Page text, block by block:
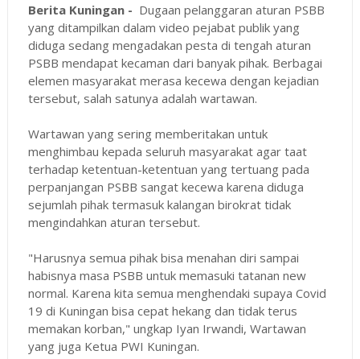
Berita Kuningan - Dugaan pelanggaran aturan PSBB
yang ditampilkan dalam video pejabat publik yang
diduga sedang mengadakan pesta di tengah aturan
PSBB mendapat kecaman dari banyak pihak. Berbagai
elemen masyarakat merasa kecewa dengan kejadian
tersebut, salah satunya adalah wartawan.
Wartawan yang sering memberitakan untuk
menghimbau kepada seluruh masyarakat agar taat
terhadap ketentuan-ketentuan yang tertuang pada
perpanjangan PSBB sangat kecewa karena diduga
sejumlah pihak termasuk kalangan birokrat tidak
mengindahkan aturan tersebut.
"Harusnya semua pihak bisa menahan diri sampai
habisnya masa PSBB untuk memasuki tatanan new
normal. Karena kita semua menghendaki supaya Covid
19 di Kuningan bisa cepat hekang dan tidak terus
memakan korban," ungkap Iyan Irwandi, Wartawan
yang juga Ketua PWI Kuningan.